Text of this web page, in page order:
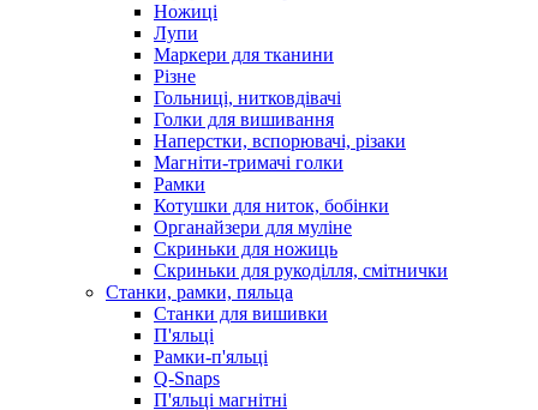
Ножиці
Лупи
Маркери для тканини
Різне
Гольниці, нитковдівачі
Голки для вишивання
Наперстки, вспорювачі, різаки
Магніти-тримачі голки
Рамки
Котушки для ниток, бобінки
Органайзери для муліне
Скриньки для ножиць
Скриньки для рукоділля, смітнички
Станки, рамки, пяльца
Станки для вишивки
П'яльці
Рамки-п'яльці
Q-Snaps
П'яльці магнітні